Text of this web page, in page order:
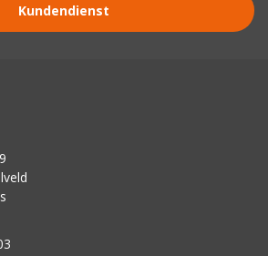
Kundendienst